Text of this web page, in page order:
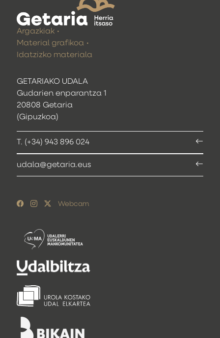
GETARIAKO UDALA
Gudarien enparantza 1
20808 Getaria
(Gipuzkoa)
T. (+34) 943 896 024
udala@getaria.eus
Argazkiak
Material grafikoa
Idatzizko materiala
Webcam